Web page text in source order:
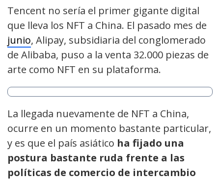
Tencent no sería el primer gigante digital
que lleva los NFT a China. El pasado mes de
junio, Alipay, subsidiaria del conglomerado
de Alibaba, puso a la venta 32.000 piezas de
arte como NFT en su plataforma.
La llegada nuevamente de NFT a China,
ocurre en un momento bastante particular,
y es que el país asiático ha fijado una
postura bastante ruda frente a las
políticas de comercio de intercambio